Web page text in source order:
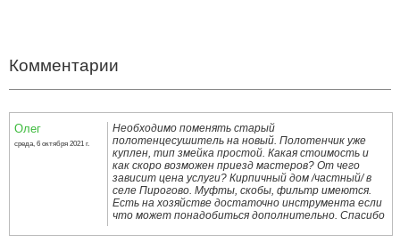
Комментарии
Олег
среда, 6 октября 2021 г.
Необходимо поменять старый
полотенцесушитель на новый. Полотенчик уже
куплен, тип змейка простой. Какая стоимость и
как скоро возможен приезд мастеров? От чего
зависит цена услуги? Кирпичный дом /частный/ в
селе Пирогово. Муфты, скобы, фильтр имеются.
Есть на хозяйстве достаточно инструмента если
что может понадобиться дополнительно. Спасибо